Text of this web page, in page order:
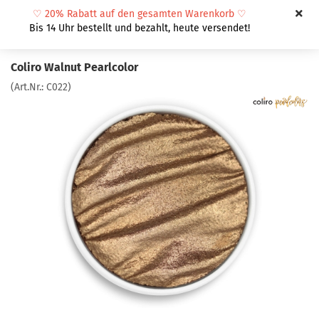
♡ 20% Rabatt auf den gesamten Warenkorb ♡
Bis 14 Uhr bestellt und bezahlt, heute versendet!
Coliro Walnut Pearlcolor
(Art.Nr.: C022)